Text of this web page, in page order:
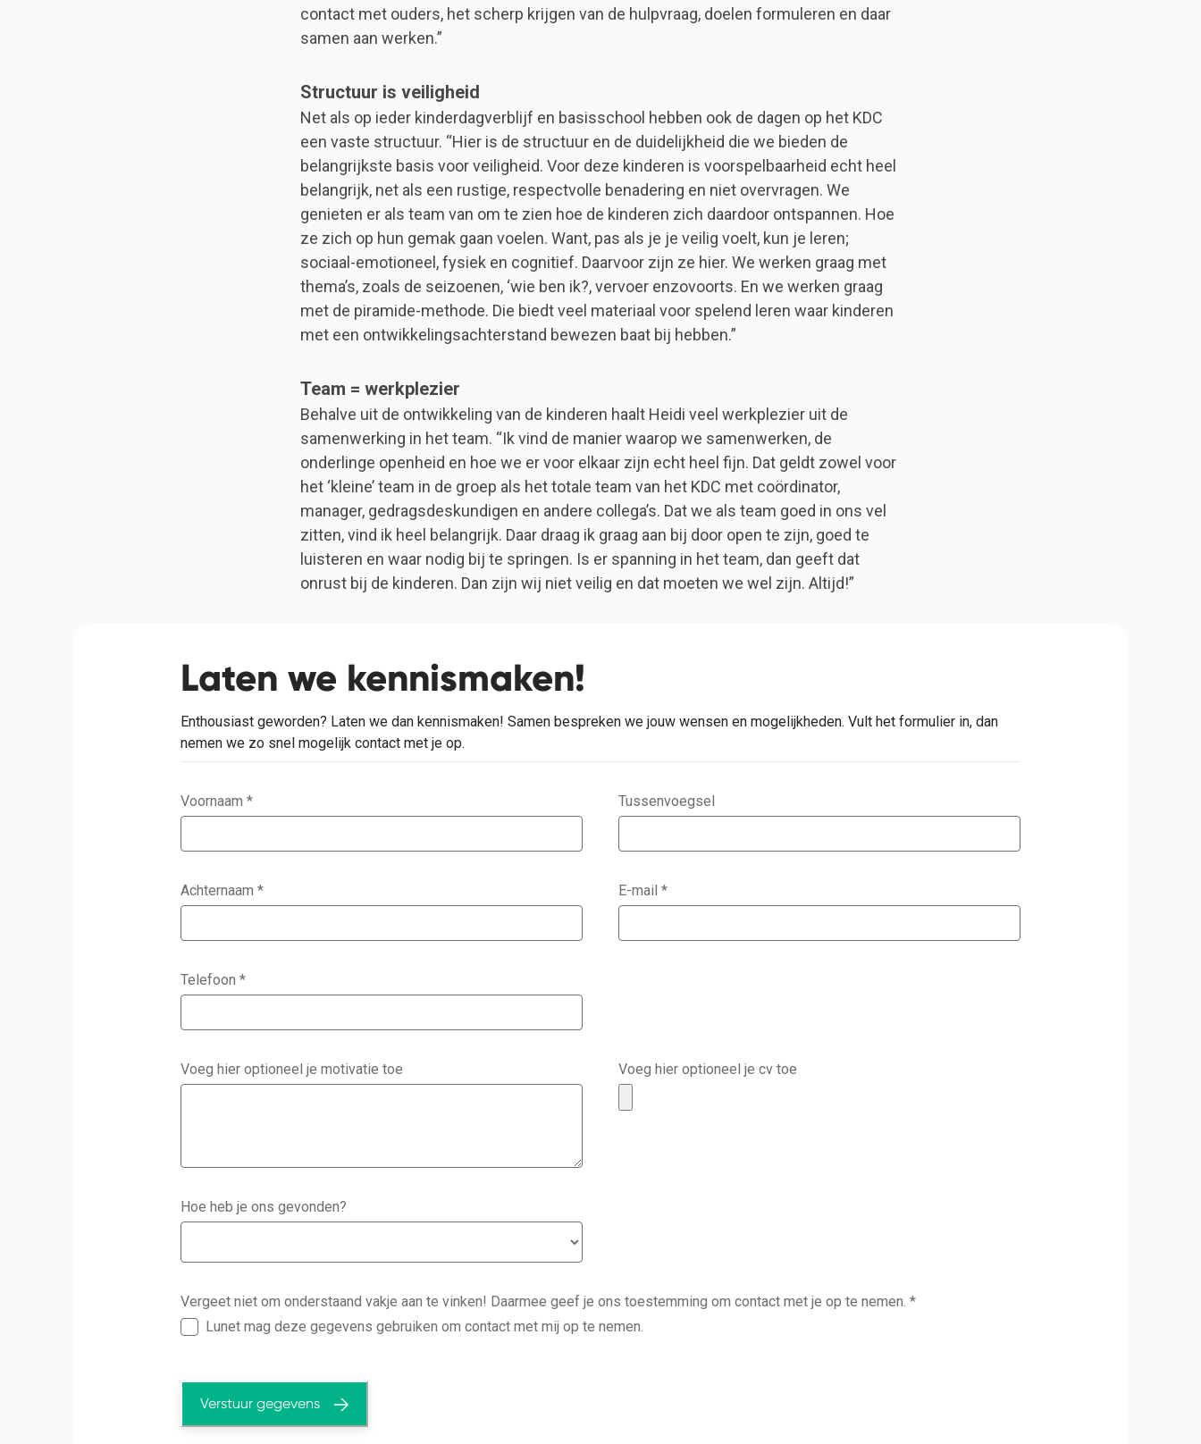
contact met ouders, het scherp krijgen van de hulpvraag, doelen formuleren en daar
samen aan werken.”
Structuur is veiligheid
Net als op ieder kinderdagverblijf en basisschool hebben ook de dagen op het KDC
een vaste structuur. “Hier is de structuur en de duidelijkheid die we bieden de
belangrijkste basis voor veiligheid. Voor deze kinderen is voorspelbaarheid echt heel
belangrijk, net als een rustige, respectvolle benadering en niet overvragen. We
genieten er als team van om te zien hoe de kinderen zich daardoor ontspannen. Hoe
ze zich op hun gemak gaan voelen. Want, pas als je je veilig voelt, kun je leren;
sociaal-emotioneel, fysiek en cognitief. Daarvoor zijn ze hier. We werken graag met
thema’s, zoals de seizoenen, ‘wie ben ik?, vervoer enzovoorts. En we werken graag
met de piramide-methode. Die biedt veel materiaal voor spelend leren waar kinderen
met een ontwikkelingsachterstand bewezen baat bij hebben.”
Team = werkplezier
Behalve uit de ontwikkeling van de kinderen haalt Heidi veel werkplezier uit de
samenwerking in het team. “Ik vind de manier waarop we samenwerken, de
onderlinge openheid en hoe we er voor elkaar zijn echt heel fijn. Dat geldt zowel voor
het ‘kleine’ team in de groep als het totale team van het KDC met coördinator,
manager, gedragsdeskundigen en andere collega’s. Dat we als team goed in ons vel
zitten, vind ik heel belangrijk. Daar draag ik graag aan bij door open te zijn, goed te
luisteren en waar nodig bij te springen. Is er spanning in het team, dan geeft dat
onrust bij de kinderen. Dan zijn wij niet veilig en dat moeten we wel zijn. Altijd!”
Laten we kennismaken!
Enthousiast geworden? Laten we dan kennismaken! Samen bespreken we jouw wensen en mogelijkheden. Vult het formulier in, dan
nemen we zo snel mogelijk contact met je op.
Voornaam * Tussenvoegsel
Achternaam * E-mail *
Telefoon *
Voeg hier optioneel je motivatie toe
Hoe heb je ons gevonden?
Voeg hier optioneel je cv toe
Vergeet niet om onderstaand vakje aan te vinken! Daarmee geef je ons toestemming om contact met je op te nemen. *
Lunet mag deze gegevens gebruiken om contact met mij op te nemen.
Verstuur gegevens